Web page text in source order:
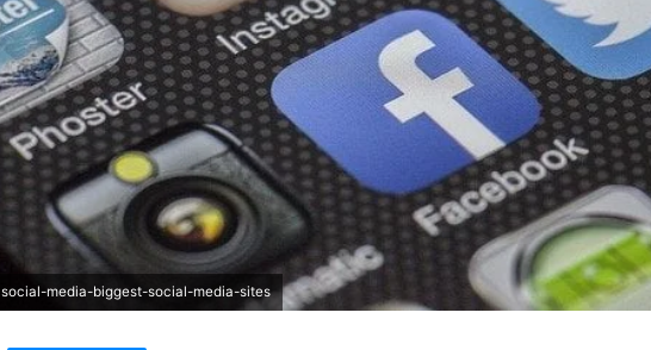
social-media-biggest-social-media-sites